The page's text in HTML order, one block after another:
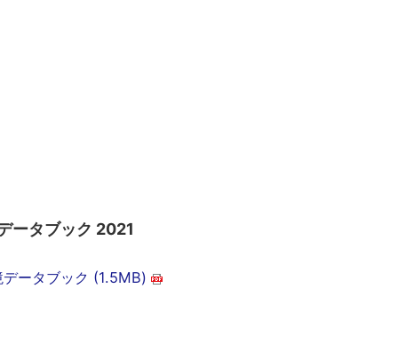
ータブック 2021
データブック (1.5MB)